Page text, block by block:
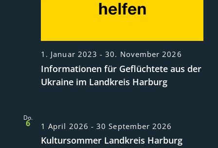
1. Januar 2023 -30. November 2026
Informationen für Geflüchtete aus der
Ukraine im Landkreis Harburg
Do.
6 1 April 2026 -30 September 2026
Kultursommer Landkreis Harburg